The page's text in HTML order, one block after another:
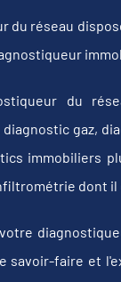
du réseau
du
gaz,
immobiliers
dont il
savoir-faire et